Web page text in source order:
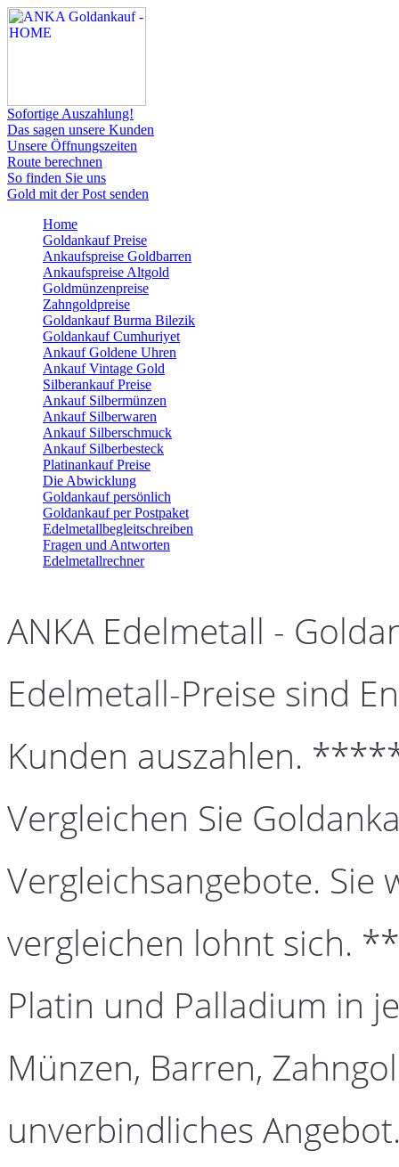
Sofortige Auszahlung!
Das sagen unsere Kunden
Unsere Öffnungszeiten
Route berechnen
So finden Sie uns
Gold mit der Post senden
Home
Goldankauf Preise
Ankaufspreise Goldbarren
Ankaufspreise Altgold
Goldmünzenpreise
Zahngoldpreise
Goldankauf Burma Bilezik
Goldankauf Cumhuriyet
Ankauf Goldene Uhren
Ankauf Vintage Gold
Silberankauf Preise
Ankauf Silbermünzen
Ankauf Silberwaren
Ankauf Silberschmuck
Ankauf Silberbesteck
Platinankauf Preise
Die Abwicklung
Goldankauf persönlich
Goldankauf per Postpaket
Edelmetallbegleitschreiben
Fragen und Antworten
Edelmetallrechner
ANKA Edelmetall -
Edelmetall-Preise sind
Kunden auszahlen.
Vergleichen Sie
Vergleichsangebote. Sie
vergleichen lohnt sich.
Platin und Palladium in
Münzen, Barren,
unverbindliches